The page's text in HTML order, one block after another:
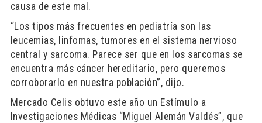
causa de este mal.
“Los tipos más frecuentes en pediatría son las
leucemias, linfomas, tumores en el sistema nervioso
central y sarcoma. Parece ser que en los sarcomas se
encuentra más cáncer hereditario, pero queremos
corroborarlo en nuestra población”, dijo.
Mercado Celis obtuvo este año un Estímulo a
Investigaciones Médicas “Miguel Alemán Valdés”, que